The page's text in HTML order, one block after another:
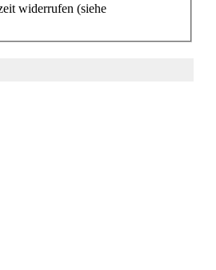
widerrufen (siehe